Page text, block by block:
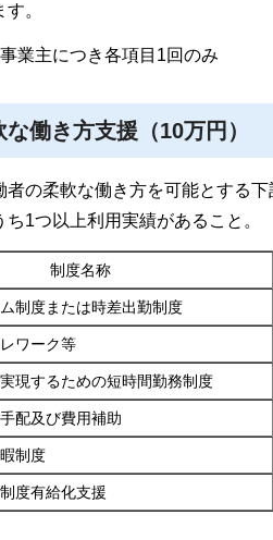
。
事業主につき各項目1回のみ
な働き方支援（10万円）
者の柔軟な働き方を可能とする
1つ以上利用実績があること。
制度名称
制度または時差出勤制度
ワーク等
現するための短時間勤務制度
配及び費用補助
制度
度有給化支援